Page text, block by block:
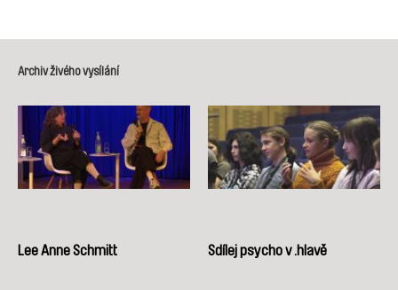
Archiv živého vysílání
Lee Anne Schmitt Sdílej psycho v .hlavě